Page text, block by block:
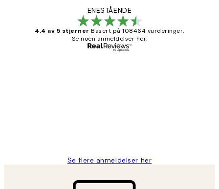
ENESTÅENDE
4.4 av 5 stjerner Basert på 108464 vurderinger.
Se noen anmeldelser her.
Se flere anmeldelser her